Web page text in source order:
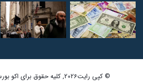
© کپی رایت2026, کلیه حقوق برای اکو بورس محفوظ است.